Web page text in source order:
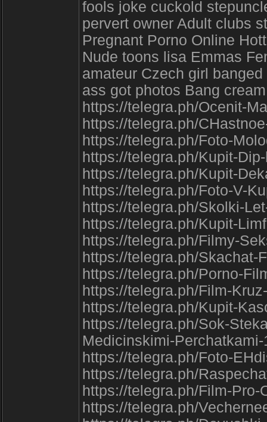
fools joke cuckold
pervert owner Adult clubs
Pregnant Porno Online
Nude toons lisa Emmas
amateur Czech girl
ass got photos Bang
https://telegra.ph/Ocenit-
https://telegra.ph/
https://telegra.ph/Foto-
https://telegra.ph/Kupit-
https://telegra.ph/Kupit-
https://telegra.ph/Foto-V-
https://telegra.ph/Skolki-
https://telegra.ph/Kupit-
https://telegra.ph/Filmy-
https://telegra.ph/Skachat-
https://telegra.ph/Porno-
https://telegra.ph/Film-
https://telegra.ph/Kupit-
https://telegra.ph/Sok-
Medicinskimi-Perchatkami-
https://telegra.ph/Foto-
https://telegra.ph/
https://telegra.ph/Film-Pro-
https://telegra.ph/